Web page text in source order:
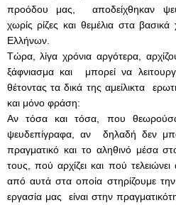
προόδου μας, αποδείχθηκαν
χωρίς ρίζες και θεμέλια στα
Ελλήνων.
Τώρα, λίγα χρόνια αργότερα,
ξάφνιασμα και μπορεί να
θέτοντας τα δικά της αμείλικτα
και μόνο φράση:
Αν τόσα και τόσα, που
ψευδεπίγραφα, αν δηλαδή δεν
πραγματικό και το αληθινό μέσα
τους, πούαρχίζει και πού
από αυτά σταοποία στηρίζουμε
εργασία μας είναι στην